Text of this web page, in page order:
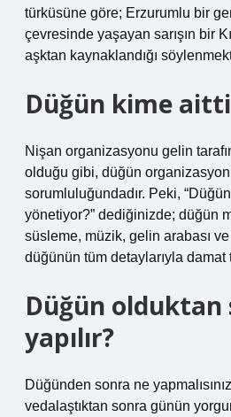
türküsüne göre; Erzurumlu bir
çevresinde yaşayan sarışın bir
aşktan kaynaklandığı
Düğün kime
Nişan organizasyonu gelin
olduğu gibi, düğün
sorumluluğundadır. Peki,
yönetiyor?” dediğinizde; düğün
süsleme, müzik, gelin arabası
düğünün tüm detaylarıyla damat
Düğün olduktan
yapılır?
Düğünden sonra ne
vedalaştıktan sonra günün